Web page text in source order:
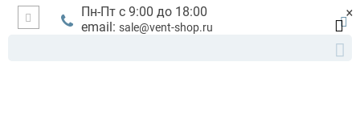
Пн-Пт с 9:00 до 18:00
email: sale@vent-shop.ru
×